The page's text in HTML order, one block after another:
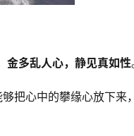
金多乱人心，静见真如性
把心中的攀缘心放下来